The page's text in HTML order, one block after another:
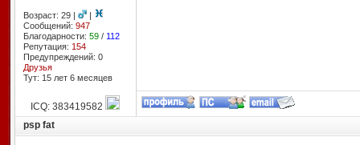
Возраст: 29 |
|
Сообщений: 947
Благодарности: 59/ 112
Репутация: 154
Предупреждений: 0
Друзья
Тут: 15 лет 6 месяцев
ICQ: 383419582
psp fat